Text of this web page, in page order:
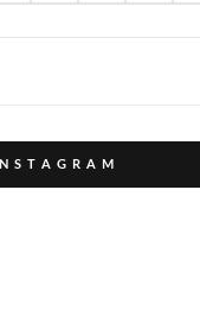
N S T A G R A M